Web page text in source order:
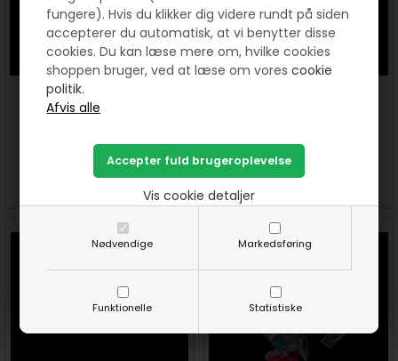
fungere). Hvis du klikker dig videre rundt på siden
accepterer du automatisk, at vi benytter disse
cookies. Du kan læse mere om, hvilke cookies
shoppen bruger, ved at læse om vorescookie
politik.
Nødvendige Markedsføring
Funktionelle Statistiske
Vis cookie detaljer
Wonder clips til patchwork fra
Clover 10 stk - Gul
55,00DKK
SE MERE KØB
90,00 55,00
SE MERE